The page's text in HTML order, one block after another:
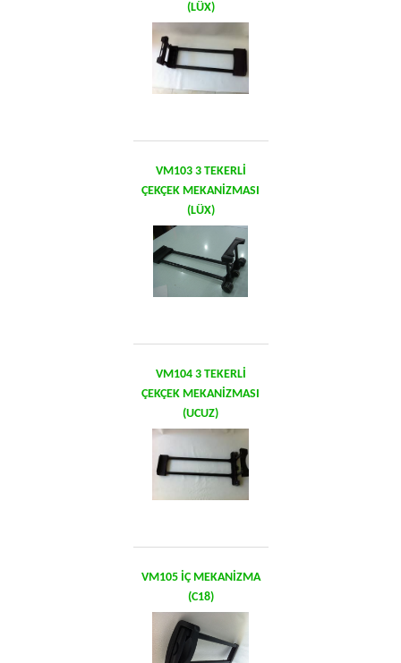
(LÜX)
VM103 3 TEKERLİ
ÇEKÇEK MEKANİZMASI
(LÜX)
VM104 3 TEKERLİ
ÇEKÇEK MEKANİZMASI
(UCUZ)
VM105 İÇ MEKANİZMA
(C18)